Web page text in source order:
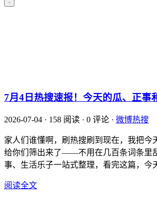
7月4日热搜速报！今天的瓜、正事
2026-07-04 · 158 阅读 · 0 评论 · 微博热搜
家人们谁懂啊，刷热搜刷到现在，我把今
给你们筛出来了——不用在几百条词条里
事、生活乐子一站式整理，看完这篇，今
人现场挂彩 今天文娱榜最离谱的词条必须
阅读全文